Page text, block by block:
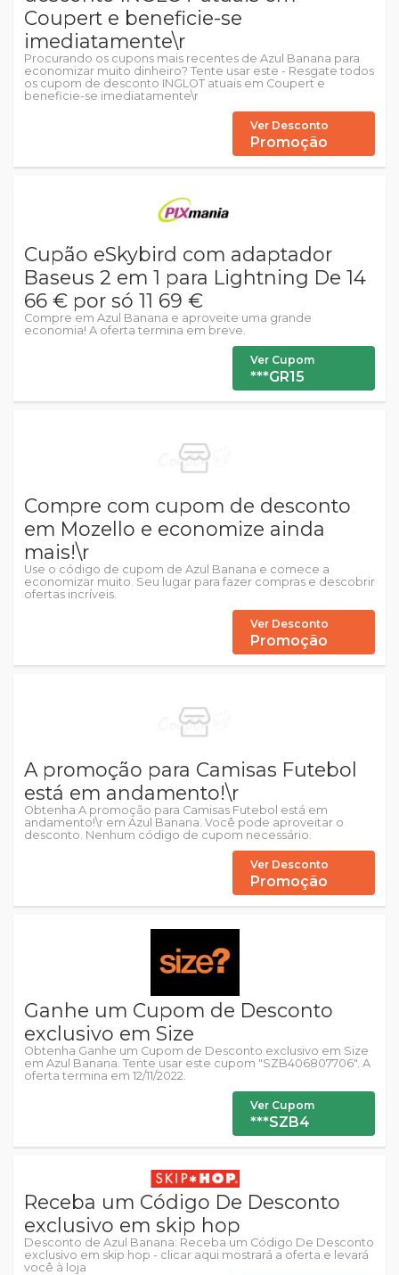
Coupert e beneficie-se
imediatamente\r
Procurando os cupons mais recentes de Azul Banana para
economizar muito dinheiro? Tente usar este - Resgate todos
os cupom de desconto INGLOT atuais em Coupert e
beneficie-se imediatamente\r
Ver Desconto
Promoção
Cupão eSkybird com adaptador
Baseus 2 em 1 para Lightning De 14
66 € por só 11 69 €
Compre em Azul Banana e aproveite uma grande
economia! A oferta termina em breve.
Ver Cupom
***GR15
Compre com cupom de desconto
em Mozello e economize ainda
mais!\r
Use o código de cupom de Azul Banana e comece a
economizar muito. Seu lugar para fazer compras e descobrir
ofertas incríveis.
Ver Desconto
Promoção
A promoção para Camisas Futebol
está em andamento!\r
Obtenha A promoção para Camisas Futebol está em
andamento!\r em Azul Banana. Você pode aproveitar o
desconto. Nenhum código de cupom necessário.
Ver Desconto
Promoção
Ganhe um Cupom de Desconto
exclusivo em Size
Obtenha Ganhe um Cupom de Desconto exclusivo em Size
em Azul Banana. Tente usar este cupom "SZB406807706". A
oferta termina em 12/11/2022.
Ver Cupom
***SZB4
Receba um Código De Desconto
exclusivo em skip hop
Desconto de Azul Banana: Receba um Código De Desconto
exclusivo em skip hop - clicar aqui mostrará a oferta e levará
você à loja